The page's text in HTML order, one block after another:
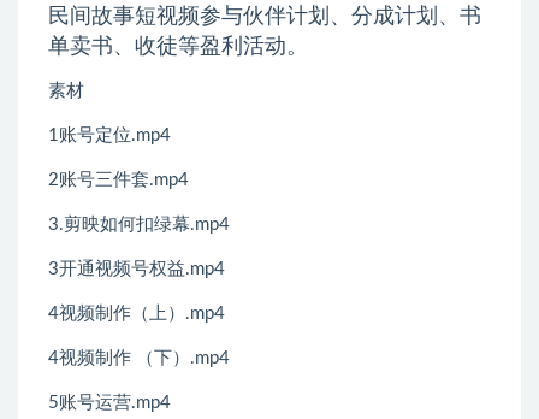
民间故事短视频参与伙伴计划、分成计划、书
单卖书、收徒等盈利活动。
素材
1账号定位.mp4
2账号三件套.mp4
3.剪映如何扣绿幕.mp4
3开通视频号权益.mp4
4视频制作（上）.mp4
4视频制作 （下）.mp4
5账号运营.mp4